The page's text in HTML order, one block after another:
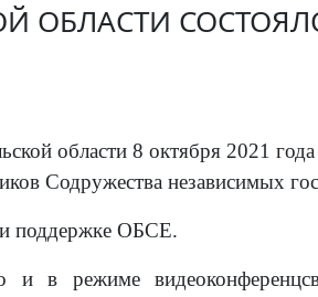
ОБЛАСТИ
области 8 октября 2021
Содружества независимых
поддержке ОБСЕ.
и в режиме